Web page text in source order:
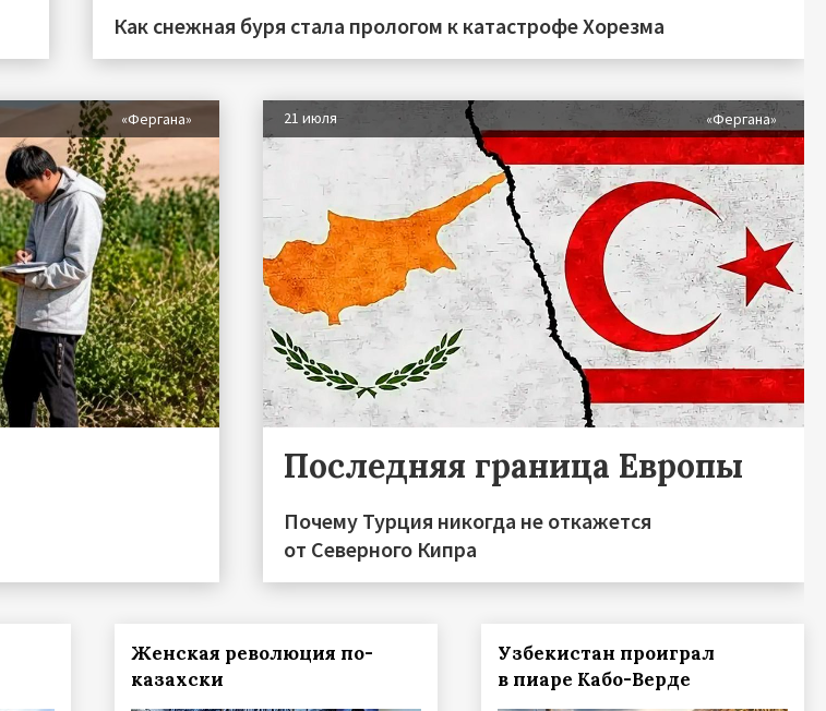
Как снежная буря стала прологом к катастрофе Хорезма
«Фергана» 21 июля «Фергана»
Последняя граница Европы
Почему Турция никогда не откажется
от Северного Кипра
Женская революция по-
казахски
Узбекистан проиграл
в пиаре Кабо-Верде